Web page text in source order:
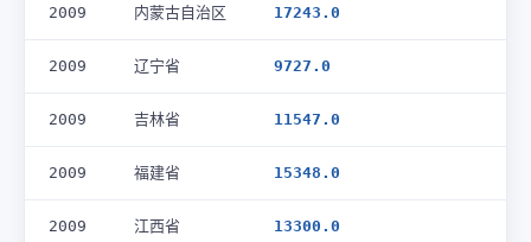
2009 内蒙古自治区 17243.0
2009 辽宁省 9727.0
2009 吉林省 11547.0
2009 福建省 15348.0
2009 江西省 13300.0